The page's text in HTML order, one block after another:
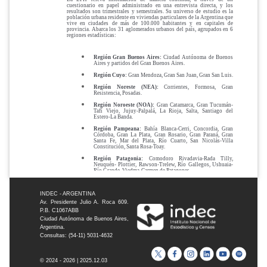
INDEC - ARGENTINA
Av. Presidente Julio A. Roca 609.
P.B. C1067ABB
Ciudad Autónoma de Buenos Aires,
Argentina.
Consultas: (54-11) 5031-4632
© 2024 - 2026 | 2025.12.03